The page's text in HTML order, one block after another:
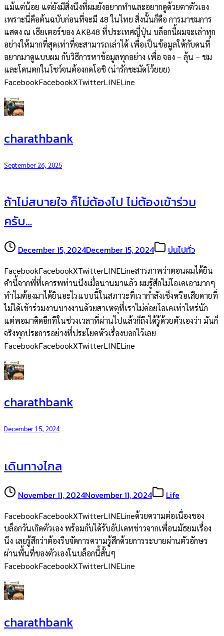
แม้แต่น้อย แต่ยังมีสิ่งนึงที่ผมยังอยากทำและอยากดูด้วยตาตัวเอง
เพราะนี่คือต้นฉบับก่อนที่จะมี 48 ในไทย สิ่งนั้นก็คือ การมาชมการ
แสดง ณ เธียเตอร์ของ AKB48 ที่ประเทศญี่ปุ่น บล็อกนี้ผมจะเล่าทุก
อย่างให้มากที่สุดเท่าที่จะสามารถเล่าได้ เพื่อเป็นข้อมูลให้กับคนที่
อยากมาดูแบบผม กับวิธีการหาข้อมูลทุกอย่าง เพื่อ จอง – ลุ้น – ชม
และโดนตกในโชว์จนต้องกดโอชิ (น่ารักชะมัดโว้ยยย)
FacebookFacebookXTwitterLINELine
charathbank
September 26, 2025
ถ้าไม่สบายใจ ก็ไม่ต้องไป ไม่ต้องเข้าร่วม
ครับ…
December 15, 2024December 15, 2024 บ่นไปทั่ว
FacebookFacebookXTwitterLINELineสารภาพว่าตอนผมได้ยิน
คำนี้จากพี่ที่เคารพท่านนึงเมื่อนานมาแล้ว ผมรู้สึกไม่โอเคเอามากๆ
ทำไมต้องมาได้ยินอะไรแบบนี้ในสภาวะที่เรากำลังเซ็งหรือเสียดายที่
ไม่ได้เข้าร่วมงานบางงานด้วยสาเหตุที่เราไม่ค่อยโอเคเท่าไหร่นัก
แต่พอมาคิดอีกทีในช่วงเวลาที่ผ่านไปแล้วก็ถึงได้รู้ด้วยตัวเองว่า มันก็
จริงทุกประการอย่างที่ประโยคหัวเรื่องบอกไว้เลย
FacebookFacebookXTwitterLINELine
charathbank
December 15, 2024
เดินทางไกล
November 11, 2024November 11, 2024 Life
FacebookFacebookXTwitterLINELineด้วยความต่อเนื่องของ
บล็อกวันเกิดตัวเอง พร้อมกับได้รับอัปเดทข่าวจากเพื่อนมัธยมเรื่อง
นึง เลยรู้สึกว่าต้องรีบจัดการความรู้สึกด้วยการระบายผ่านตัวอักษร
ผ่านพื้นที่ของตัวเองในบล็อกนี้สั้นๆ
FacebookFacebookXTwitterLINELine
charathbank